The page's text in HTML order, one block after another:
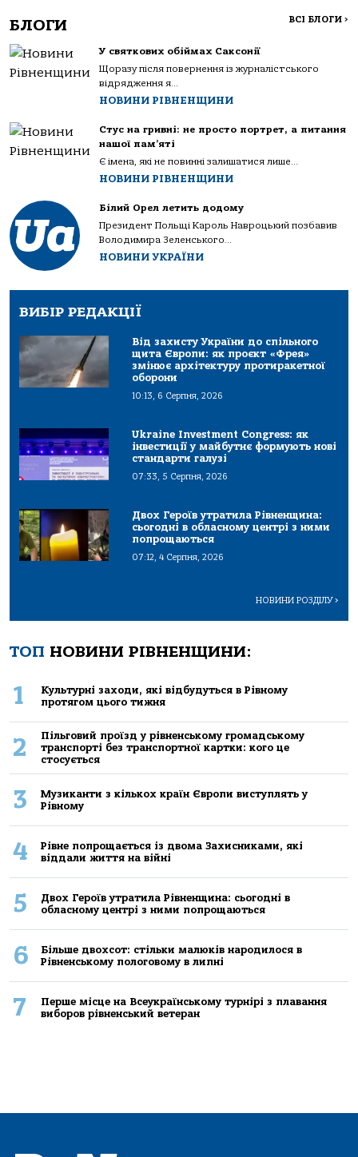
БЛОГИ ВСІ БЛОГИ >
У святкових обіймах Саксонії
Щоразу після повернення із журналістського
відрядження я...
НОВИНИ РІВНЕНЩИНИ
Стус на гривні: не просто портрет, а питання
нашої пам’яті
Є імена, які не повинні залишатися лише...
НОВИНИ РІВНЕНЩИНИ
Білий Орел летить додому
Президент Польщі Кароль Навроцький позбавив
Володимира Зеленського...
НОВИНИ УКРАЇНИ
ВИБІР РЕДАКЦІЇ
Від захисту України до спільного
щита Європи: як проєкт «Фрея»
змінює архітектуру протиракетної
оборони
10:13, 6 Серпня, 2026
Ukraine Investment Congress: як
інвестиції у майбутнє формують нові
стандарти галузі
07:33, 5 Серпня, 2026
Двох Героїв утратила Рівненщина:
сьогодні в обласному центрі з ними
попрощаються
07:12, 4 Серпня, 2026
НОВИНИ РОЗДІЛУ>
ТОП НОВИНИ РІВНЕНЩИНИ:
1
Культурні заходи, які відбудуться в Рівному
протягом цього тижня
2
Пільговий проїзд у рівненському громадському
транспорті без транспортної картки: кого це
стосується
3
Музиканти з кількох країн Європи виступлять у
Рівному
4
Рівне попрощається із двома Захисниками, які
віддали життя на війні
5
Двох Героїв утратила Рівненщина: сьогодні в
обласному центрі з ними попрощаються
6
Більше двохсот: стільки малюків народилося в
Рівненському пологовому в липні
7
Перше місце на Всеукраїнському турнірі з плавання
виборов рівненський ветеран